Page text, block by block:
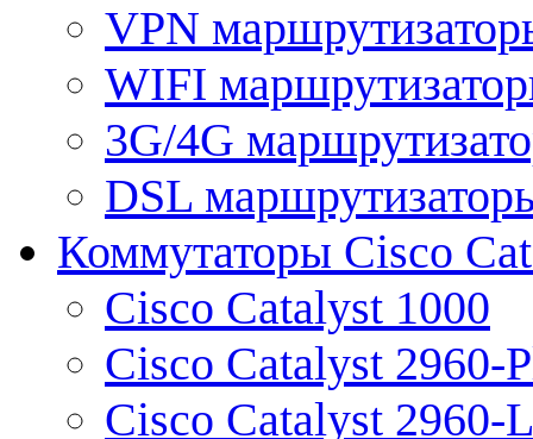
VPN
WIFI
3G/4G
DSL
Коммутаторы Cisco
Cisco Catalyst 1000
Cisco Catalyst 2960-
Cisco Catalyst 2960-L